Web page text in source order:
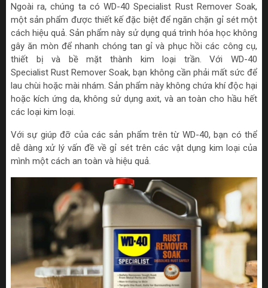
Ngoài ra, chúng ta có WD-40 Specialist Rust Remover Soak,
một sản phẩm được thiết kế đặc biệt để ngăn chặn gỉ sét một
cách hiệu quả. Sản phẩm này sử dụng quá trình hóa học không
gây ăn mòn để nhanh chóng tan gỉ và phục hồi các công cụ,
thiết bị và bề mặt thành kim loại trần. Với WD-40
Specialist Rust Remover Soak, bạn không cần phải mất sức để
lau chùi hoặc mài nhám. Sản phẩm này không chứa khí độc hại
hoặc kích ứng da, không sử dụng axit, và an toàn cho hầu hết
các loại kim loại.
Với sự giúp đỡ của các sản phẩm trên từ WD-40, bạn có thể
dễ dàng xử lý vấn đề về gỉ sét trên các vật dụng kim loại của
mình một cách an toàn và hiệu quả.